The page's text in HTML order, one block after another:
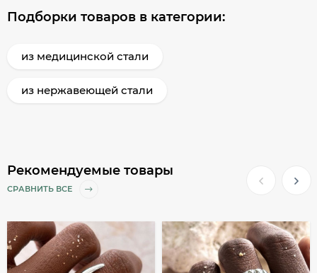
Подборки товаров в категории:
из медицинской стали
из нержавеющей стали
Рекомендуемые товары
СРАВНИТЬ ВСЕ